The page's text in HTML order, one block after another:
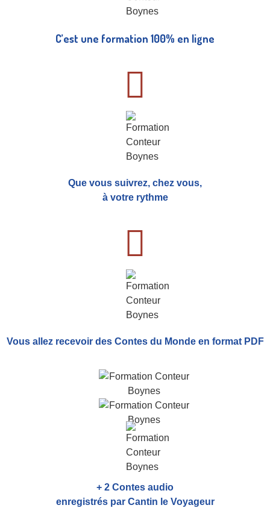
C’est une formation 100% en ligne
Que vous suivrez, chez vous,
à votre rythme
Vous allez recevoir des Contes du Monde en format PDF
+ 2 Contes audio
enregistrés par Cantin le Voyageur